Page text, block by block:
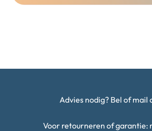
Advies nodig? Bel of mail
Voor retourneren of garantie: